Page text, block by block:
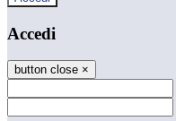
Accedi
button close ×